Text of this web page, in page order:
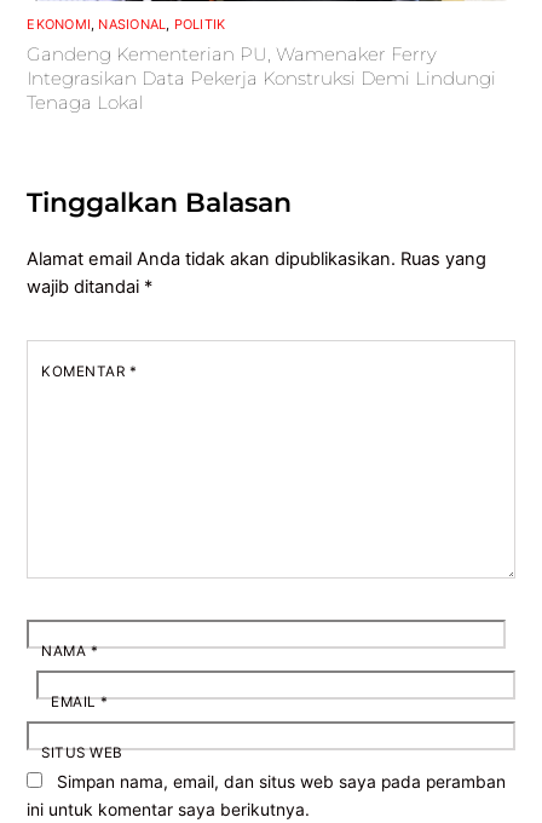
EKONOMI, NASIONAL, POLITIK
Gandeng Kementerian PU, Wamenaker Ferry
Integrasikan Data Pekerja Konstruksi Demi Lindungi
Tenaga Lokal
Tinggalkan Balasan
Alamat email Anda tidak akan dipublikasikan. Ruas yang
wajib ditandai *
KOMENTAR *
NAMA*
EMAIL*
SITUS WEB
Simpan nama, email, dan situs web saya pada peramban
ini untuk komentar saya berikutnya.